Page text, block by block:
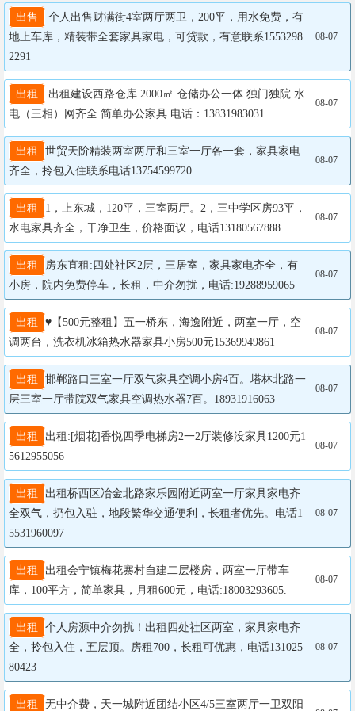
出售
个人出售财满街4室两厅两卫，200平，用水免费，有
地上车库，精装带全套家具家电，可贷款，有意联系1553298
2291
08-07
出租
出租建设西路仓库 2000㎡ 仓储办公一体 独门独院 水
电（三相）网齐全 简单办公家具 电话：13831983031
08-07
出租
世贸天阶精装两室两厅和三室一厅各一套，家具家电
齐全，拎包入住联系电话13754599720
08-07
出租
1，上东城，120平，三室两厅。2，三中学区房93平，
水电家具齐全，干净卫生，价格面议，电话13180567888
08-07
出租
房东直租:四处社区2层，三居室，家具家电齐全，有
08-07
出租
♥【500元整租】五一桥东，海逸附近，两室一厅，空
调两台，洗衣机冰箱热水器家具小房500元15369949861
08-07
出租
邯郸路口三室一厅双气家具空调小房4百。塔林北路一
层三室一厅带院双气家具空调热水器7百。18931916063
08-07
出租
出租:[烟花]香悦四季电梯房2一2厅装修没家具1200元1
5612955056
08-07
出租
出租桥西区冶金北路家乐园附近两室一厅家具家电齐
全双气，扔包入驻，地段繁华交通便利，长租者优先。电话1
5531960097
08-07
出租
出租会宁镇梅花寨村自建二层楼房，两室一厅带车
库，100平方，简单家具，月租600元，电话:18003293605.
08-07
出租
个人房源中介勿扰！出租四处社区两室，家具家电齐
全，拎包入住，五层顶。房租700，长租可优惠，电话131025
08-07
出租
无中介费，天一城附近团结小区4/5三室两厅一卫双阳